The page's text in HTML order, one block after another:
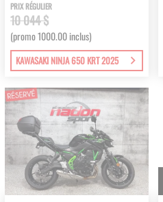
PRIX RÉGULIER
10 044 $
(promo 1000.00 inclus)
KAWASAKI NINJA 650 KRT 2025